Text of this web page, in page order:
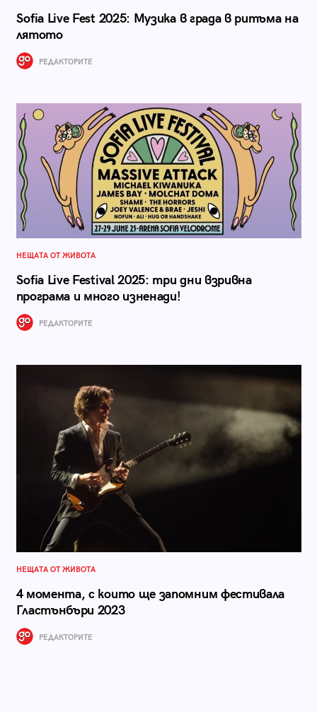
Sofia Live Fest 2025: Mузика в града в ритъма на
лятото
РЕДАКТОРИТЕ
НЕЩАТА ОТ ЖИВОТА
Sofia Live Festival 2025: три дни взривна
програма и много изненади!
РЕДАКТОРИТЕ
НЕЩАТА ОТ ЖИВОТА
4 момента, с които ще запомним фестивала
Гластънбъри 2023
РЕДАКТОРИТЕ